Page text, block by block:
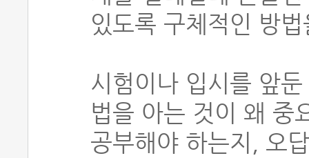
있도록 구체적인 방
시험이나 입시를 앞
법을 아는 것이 왜 중
공부해야 하는지, 오